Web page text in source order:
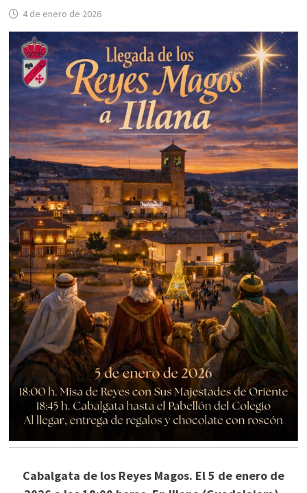
4 de enero de 2026
Cabalgata de los Reyes Magos. El 5 de enero de